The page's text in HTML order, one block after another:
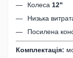
Колеса 12"
Низька
Посилена
Комплектація: